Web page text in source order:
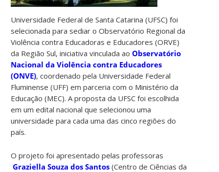
Universidade Federal de Santa Catarina (UFSC) foi
selecionada para sediar o Observatório Regional da
Violência contra Educadoras e Educadores (ORVE)
da Região Sul, iniciativa vinculada aoObservatório
Nacional da Violência contra Educadores
(ONVE), coordenado pela Universidade Federal
Fluminense (UFF) em parceria com o Ministério da
Educação (MEC). A proposta da UFSC foi escolhida
em um edital nacional que selecionou uma
universidade para cada uma das cinco regiões do
país.
O projeto foi apresentado pelas professoras
Graziella Souza dos Santos (Centro de Ciências da